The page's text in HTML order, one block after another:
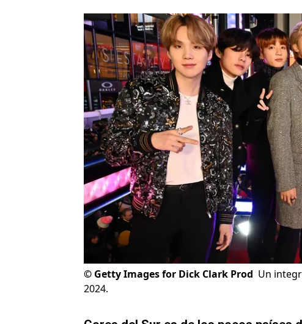
© Getty Images for Dick Clark Prod Un
2024.